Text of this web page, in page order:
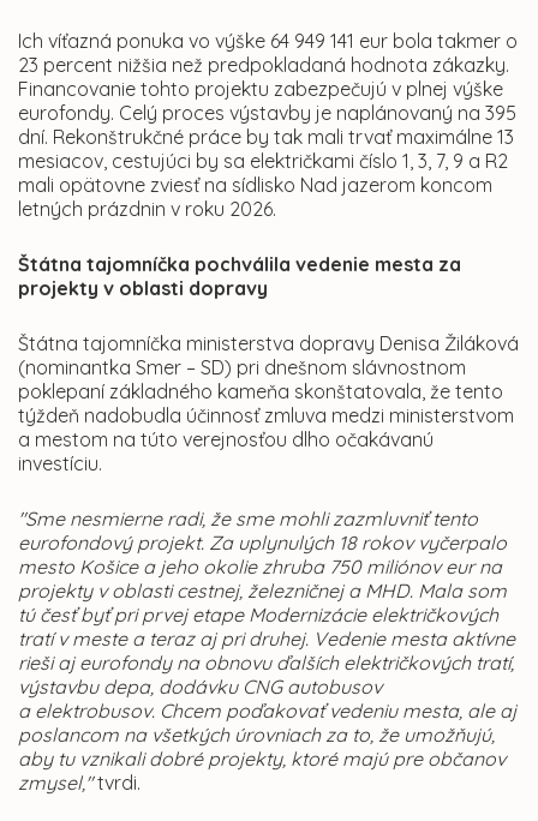
Ich víťazná ponuka vo výške 64 949 141 eur bola takmer o
23 percent nižšia než predpokladaná hodnota zákazky.
Financovanie tohto projektu zabezpečujú v plnej výške
eurofondy. Celý proces výstavby je naplánovaný na 395
dní. Rekonštrukčné práce by tak mali trvať maximálne 13
mesiacov, cestujúci by sa električkami číslo 1, 3, 7, 9 a R2
mali opätovne zviesť na sídlisko Nad jazerom koncom
letných prázdnin v roku 2026.
Štátna tajomníčka pochválila vedenie mesta za
projekty v oblasti dopravy
Štátna tajomníčka ministerstva dopravy Denisa Žiláková
(nominantka Smer – SD) pri dnešnom slávnostnom
poklepaní základného kameňa skonštatovala, že tento
týždeň nadobudla účinnosť zmluva medzi ministerstvom
a mestom na túto verejnosťou dlho očakávanú
investíciu.
"Sme nesmierne radi, že sme mohli zazmluvniť tento
eurofondový projekt. Za uplynulých 18 rokov vyčerpalo
mesto Košice a jeho okolie zhruba 750 miliónov eur na
projekty v oblasti cestnej, železničnej a MHD. Mala som
tú česť byť pri prvej etape Modernizácie električkových
tratí v meste a teraz aj pri druhej. Vedenie mesta aktívne
rieši aj eurofondy na obnovu ďalších električkových tratí,
výstavbu depa, dodávku CNG autobusov
a elektrobusov. Chcem poďakovať vedeniu mesta, ale aj
poslancom na všetkých úrovniach za to, že umožňujú,
aby tu vznikali dobré projekty, ktoré majú pre občanov
zmysel,"tvrdi.